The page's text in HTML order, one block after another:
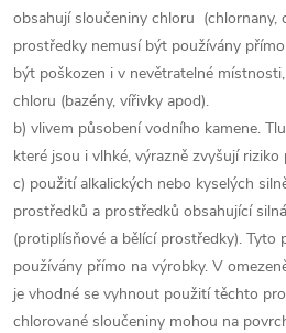
obsahují sloučeniny chloru (chlornany,
prostředky nemusí být používány
být poškozen i v nevětratelné
chloru (bazény, vířivky apod).
b) vlivem působení vodního kamene.
které jsou i vlhké, výrazně zvyšují
c) použití alkalických nebo kyselých
prostředků a prostředků obsahující
(protiplísňové a bělící prostředky). Tyto
používány přímo na výrobky. V
je vhodné se vyhnout použití těchto
chlorované sloučeniny mohou na